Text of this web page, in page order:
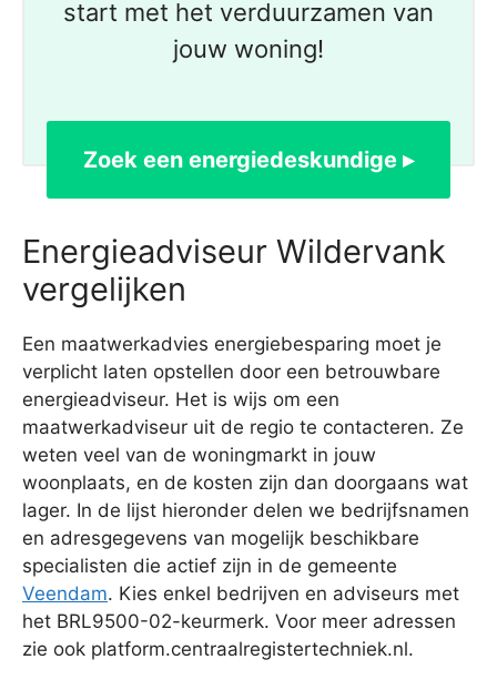
start met het verduurzamen van
jouw woning!
Zoek een energiedeskundige ▸
Energieadviseur Wildervank
vergelijken
Een maatwerkadvies energiebesparing moet je
verplicht laten opstellen door een betrouwbare
energieadviseur. Het is wijs om een
maatwerkadviseur uit de regio te contacteren. Ze
weten veel van de woningmarkt in jouw
woonplaats, en de kosten zijn dan doorgaans wat
lager. In de lijst hieronder delen we bedrijfsnamen
en adresgegevens van mogelijk beschikbare
specialisten die actief zijn in de gemeente
Veendam. Kies enkel bedrijven en adviseurs met
het BRL9500-02-keurmerk. Voor meer adressen
zie ook platform.centraalregistertechniek.nl.